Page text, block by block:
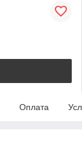
Оплата